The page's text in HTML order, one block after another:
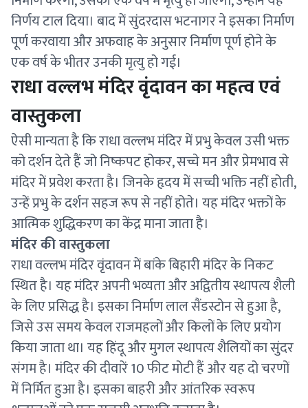
निर्णय टाल दिया। बाद में सुंदरदास भटनागर ने इसका निर्माण
पूर्ण करवाया और अफवाह के अनुसार निर्माण पूर्ण होने के
एक वर्ष के भीतर उनकी मृत्यु हो गई।
राधा वल्लभ मंदिर वृंदावन का महत्व एवं
वास्तुकला
ऐसी मान्यता है कि राधा वल्लभ मंदिर में प्रभु केवल उसी भक्त
को दर्शन देते हैं जो निष्कपट होकर, सच्चे मन और प्रेमभाव से
मंदिर में प्रवेश करता है। जिनके हृदय में सच्ची भक्ति नहीं होती,
उन्हें प्रभु के दर्शन सहज रूप से नहीं होते। यह मंदिर भक्तों के
आत्मिक शुद्धिकरण का केंद्र माना जाता है।
मंदिर की वास्तुकला
राधा वल्लभ मंदिर वृंदावन में बांके बिहारी मंदिर के निकट
स्थित है। यह मंदिर अपनी भव्यता और अद्वितीय स्थापत्य शैली
के लिए प्रसिद्ध है। इसका निर्माण लाल सैंडस्टोन से हुआ है,
जिसे उस समय केवल राजमहलों और किलों के लिए प्रयोग
किया जाता था। यह हिंदू और मुगल स्थापत्य शैलियों का सुंदर
संगम है। मंदिर की दीवारें 10 फीट मोटी हैं और यह दो चरणों
में निर्मित हुआ है। इसका बाहरी और आंतरिक स्वरूप